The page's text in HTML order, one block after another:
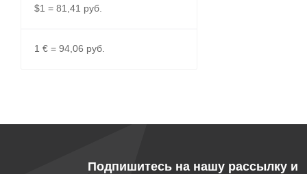
$1 = 81,41 руб.
1 € = 94,06 руб.
Подпишитесь на нашу рассылку и